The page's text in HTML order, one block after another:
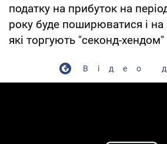
податку на прибуток на
року буде поширюватися і на
які торгують "секонд-хендом"
Відео